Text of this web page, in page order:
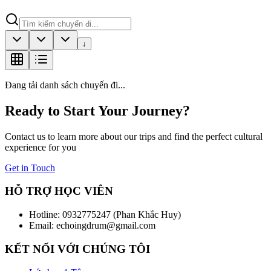
↓
Đang tải danh sách chuyến đi...
Ready to Start Your Journey?
Contact us to learn more about our trips and find the perfect cultural
experience for you
Get in Touch
HỖ TRỢ HỌC VIÊN
Hotline: 0932775247 (Phan Khắc Huy)
Email: echoingdrum@gmail.com
KẾT NỐI VỚI CHÚNG TÔI